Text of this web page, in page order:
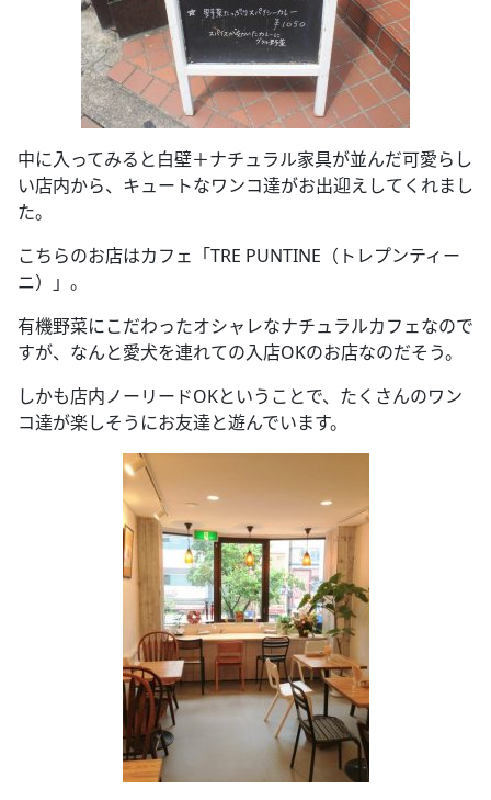
中に入ってみると白壁＋ナチュラル家具が並んだ可愛らし
い店内から、キュートなワンコ達がお出迎えしてくれまし
た。
こちらのお店はカフェ「TRE PUNTINE（トレプンティー
ニ）」。
有機野菜にこだわったオシャレなナチュラルカフェなので
すが、なんと愛犬を連れての入店OKのお店なのだそう。
しかも店内ノーリードOKということで、たくさんのワン
コ達が楽しそうにお友達と遊んでいます。